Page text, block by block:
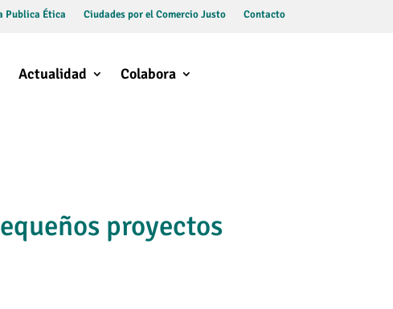
Publica Ética Ciudades por el Comercio Justo Contacto
Actualidad Colabora
proyectos